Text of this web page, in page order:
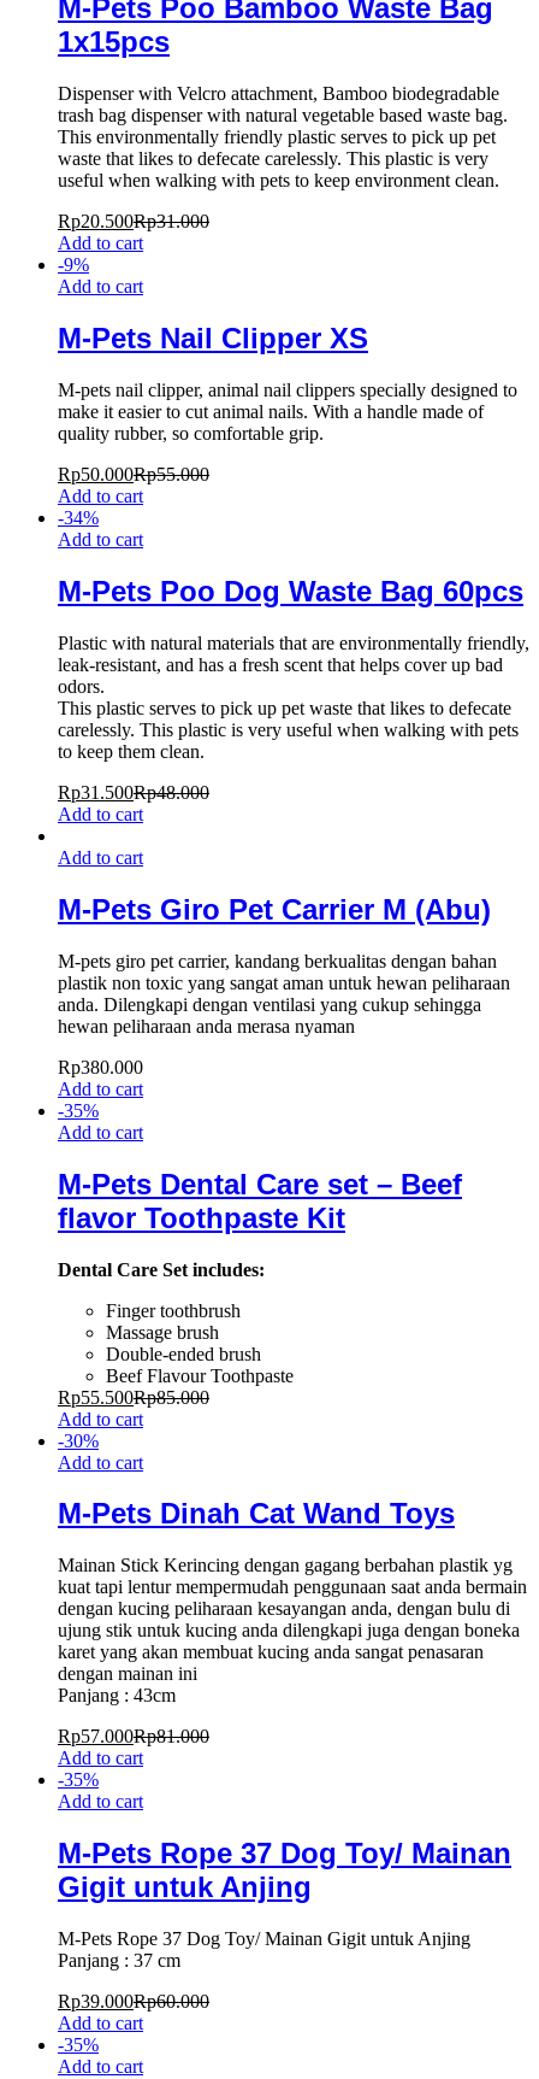
M-Pets Poo Bamboo Waste Bag
1x15pcs
Dispenser with Velcro attachment, Bamboo biodegradable
trash bag dispenser with natural vegetable based waste bag.
This environmentally friendly plastic serves to pick up pet
waste that likes to defecate carelessly. This plastic is very
useful when walking with pets to keep environment clean.
Rp20.500Rp31.000
Add to cart
-9%
Add to cart
M-Pets Nail Clipper XS
M-pets nail clipper, animal nail clippers specially designed to
make it easier to cut animal nails. With a handle made of
quality rubber, so comfortable grip.
Rp50.000Rp55.000
Add to cart
-34%
Add to cart
M-Pets Poo Dog Waste Bag 60pcs
Plastic with natural materials that are environmentally friendly,
leak-resistant, and has a fresh scent that helps cover up bad
odors.
This plastic serves to pick up pet waste that likes to defecate
carelessly. This plastic is very useful when walking with pets
to keep them clean.
Rp31.500Rp48.000
Add to cart
Add to cart
M-Pets Giro Pet Carrier M (Abu)
M-pets giro pet carrier, kandang berkualitas dengan bahan
plastik non toxic yang sangat aman untuk hewan peliharaan
anda. Dilengkapi dengan ventilasi yang cukup sehingga
hewan peliharaan anda merasa nyaman
Rp380.000
Add to cart
-35%
Add to cart
M-Pets Dental Care set – Beef
flavor Toothpaste Kit
Dental Care Set includes:
Finger toothbrush
Massage brush
Double-ended brush
Beef Flavour Toothpaste
Rp55.500Rp85.000
Add to cart
-30%
Add to cart
M-Pets Dinah Cat Wand Toys
Mainan Stick Kerincing dengan gagang berbahan plastik yg
kuat tapi lentur mempermudah penggunaan saat anda bermain
dengan kucing peliharaan kesayangan anda, dengan bulu di
ujung stik untuk kucing anda dilengkapi juga dengan boneka
karet yang akan membuat kucing anda sangat penasaran
dengan mainan ini
Panjang : 43cm
Rp57.000Rp81.000
Add to cart
-35%
Add to cart
M-Pets Rope 37 Dog Toy/ Mainan
Gigit untuk Anjing
M-Pets Rope 37 Dog Toy/ Mainan Gigit untuk Anjing
Panjang : 37 cm
Rp39.000Rp60.000
Add to cart
-35%
Add to cart